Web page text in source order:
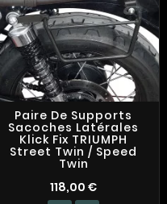
Paire De Supports
Sacoches Latérales
Klick Fix TRIUMPH
Street Twin / Speed
Twin
118,00 €